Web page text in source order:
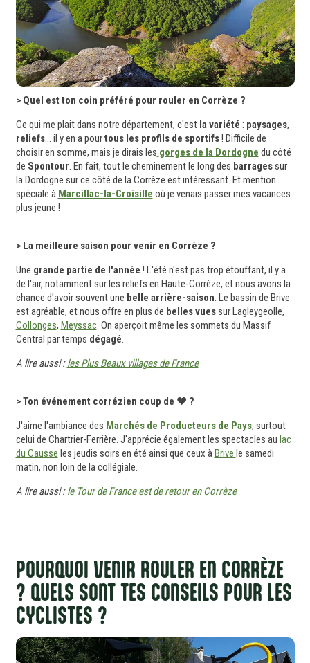
> Quel est ton coin préféré pour rouler en Corrèze ?
Ce qui me plait dans notre département, c'est la variété : paysages,
reliefs... il y en a pourtous les profils de sportifs! Difficile de
choisir en somme, mais je dirais les gorges de la Dordogne du côté
de Spontour. En fait, tout le cheminement le long des barragessur
la Dordogne sur ce côté de la Corrèze est intéressant. Et mention
spéciale à Marcillac-la-Croisille où je venais passer mes vacances
plus jeune !
> La meilleure saison pour venir en Corrèze ?
Une grande partie de l'année ! L'été n'est pas trop étouffant, il y a
de l'air, notamment sur les reliefs en Haute-Corrèze, et nous avons la
chance d'avoir souvent une belle arrière-saison. Le bassin de Brive
est agréable, et nous offre en plus de belles vuessur Lagleygeolle,
Collonges, Meyssac. On aperçoit même les sommets du Massif
Central par temps dégagé.
A lire aussi :les Plus Beaux villages de France
> Ton événement corrézien coup de ❤ ?
J'aime l'ambiance des Marchés de Producteurs de Pays, surtout
celui de Chartrier-Ferrière. J'apprécie également les spectacles au lac
du Causse les jeudis soirs en été ainsi que ceux àBrive le samedi
matin, non loin de la collégiale.
A lire aussi :le Tour de France est de retour en Corrèze
POURQUOI VENIR ROULER EN CORRÈZE
? QUELS SONT TES CONSEILS POUR LES
CYCLISTES ?